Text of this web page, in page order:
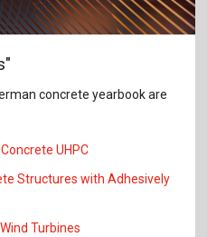
concrete yearbook are
UHPC
Structures with Adhesively
Turbines